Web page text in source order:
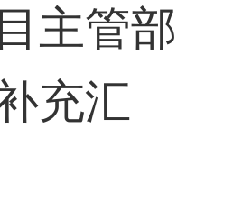
主管部
充汇